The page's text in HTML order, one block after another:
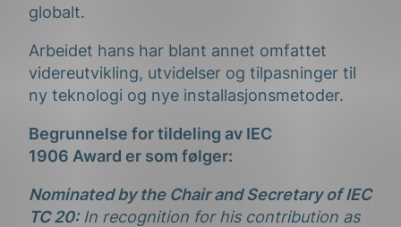
globalt.
Arbeidet hans har blant annet omfattet
videreutvikling, utvidelser og tilpasninger til
ny teknologi og nye installasjonsmetoder.
Begrunnelse for tildeling av IEC
1906 Award er som følger:
Nominated by the Chair and Secretary of IEC
TC 20:In recognition for his contribution as